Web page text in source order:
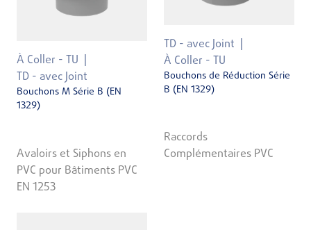
À Coller - TU
TD - avec Joint
Bouchons M Série B (EN
1329)
Avaloirs et Siphons en
PVC pour Bâtiments PVC
EN 1253
TD - avec Joint
À Coller - TU
Bouchons de Réduction Série
B (EN 1329)
Raccords
Complémentaires PVC